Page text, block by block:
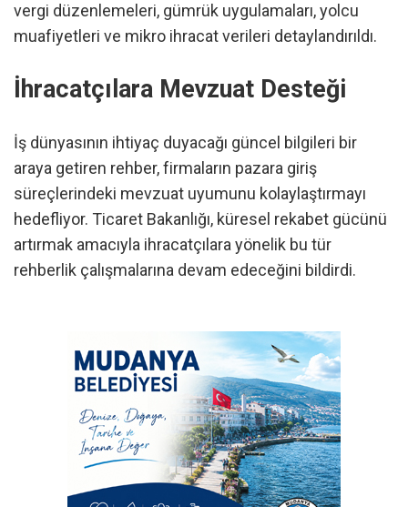
vergi düzenlemeleri, gümrük uygulamaları, yolcu
muafiyetleri ve mikro ihracat verileri detaylandırıldı.
İhracatçılara Mevzuat Desteği
İş dünyasının ihtiyaç duyacağı güncel bilgileri bir
araya getiren rehber, firmaların pazara giriş
süreçlerindeki mevzuat uyumunu kolaylaştırmayı
hedefliyor. Ticaret Bakanlığı, küresel rekabet gücünü
artırmak amacıyla ihracatçılara yönelik bu tür
rehberlik çalışmalarına devam edeceğini bildirdi.